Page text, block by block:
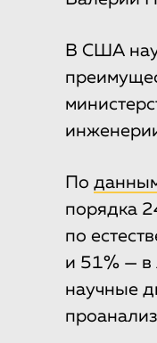
В США
По
порядка
по
и 51% — в
научные